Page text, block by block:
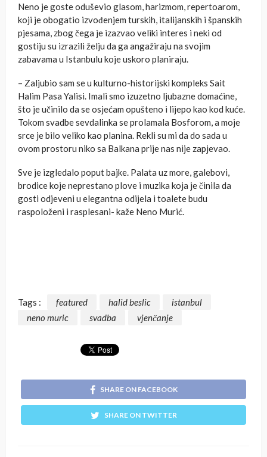
Neno je goste oduševio glasom, harizmom, repertoarom,
koji je obogatio izvođenjem turskih, italijanskih i španskih
pjesama, zbog čega je izazvao veliki interes i neki od
gostiju su izrazili želju da ga angažiraju na svojim
zabavama u Istanbulu koje uskoro planiraju.
– Zaljubio sam se u kulturno-historijski kompleks Sait
Halim Pasa Yalisi. Imali smo izuzetno ljubazne domaćine,
što je učinilo da se osjećam opušteno i lijepo kao kod kuće.
Tokom svadbe sevdalinka se prolamala Bosforom, a moje
srce je bilo veliko kao planina. Rekli su mi da do sada u
ovom prostoru niko sa Balkana prije nas nije zapjevao.
Sve je izgledalo poput bajke. Palata uz more, galebovi,
brodice koje neprestano plove i muzika koja je činila da
gosti odjeveni u elegantna odijela i toalete budu
raspoloženi i rasplesani- kaže Neno Murić.
Tags : featured halid beslic
istanbul
neno muric
svadba vjenčanje
SHARE ON FACEBOOK
SHARE ON TWITTER